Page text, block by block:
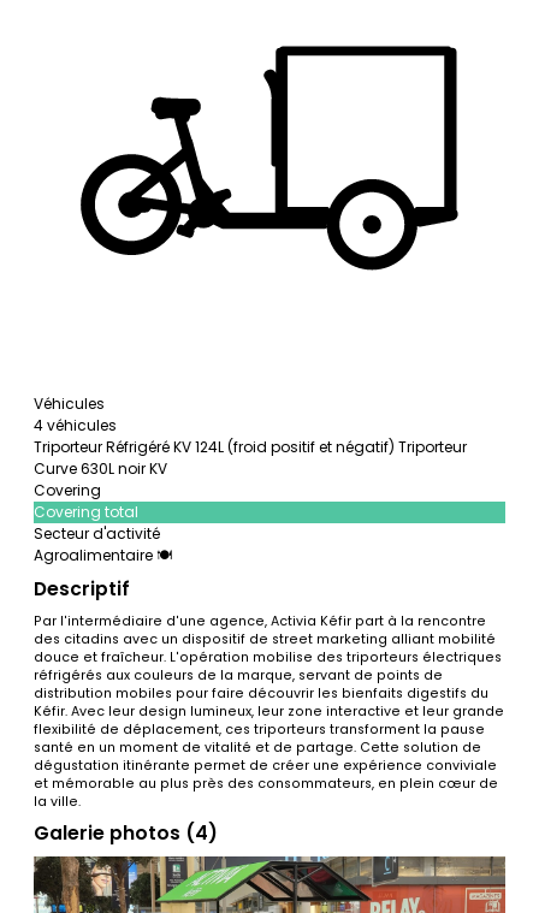
Véhicules
4 véhicules
Triporteur Réfrigéré KV 124L (froid positif et négatif) Triporteur
Curve 630L noir KV
Covering
Covering total
Secteur d'activité
Agroalimentaire 🍽️
Descriptif
Par l'intermédiaire d'une agence, Activia Kéfir part à la rencontre
des citadins avec un dispositif de street marketing alliant mobilité
douce et fraîcheur. L'opération mobilise des triporteurs électriques
réfrigérés aux couleurs de la marque, servant de points de
distribution mobiles pour faire découvrir les bienfaits digestifs du
Kéfir. Avec leur design lumineux, leur zone interactive et leur grande
flexibilité de déplacement, ces triporteurs transforment la pause
santé en un moment de vitalité et de partage. Cette solution de
dégustation itinérante permet de créer une expérience conviviale
et mémorable au plus près des consommateurs, en plein cœur de
la ville.
Galerie photos (4)